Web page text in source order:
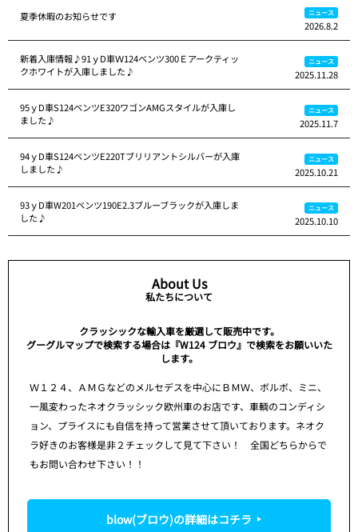
夏季休暇のお知らせです ニュース
2026.8.2
新着入庫情報♪91ｙD車Ｗ124ベンツ300Ｅアークティッ
クホワイトが入庫しました♪
ニュース
2025.11.28
95ｙD車S124ベンツE320ワゴンAMGスタイルが入庫し
ました♪
ニュース
2025.11.7
94ｙD車S124ベンツE220Tブリリアントシルバーが入庫
しました♪
ニュース
2025.10.21
93ｙD車W201ベンツ190E2.3ブルーブラックが入庫しま
した♪
ニュース
2025.10.10
About Us
私たちについて
クラッシックな輸入車を厳選して販売中です。
グーグルマップで検索する場合は『W124 ブロウ』で検索をお願いいた
します。
Ｗ１２４、ＡＭＧなどのメルセデスを中心にＢＭＷ、ボルボ、ミニ、
一風変わったネオクラッシック欧州車のお店です、車輌のコンディシ
ョン、プライスにも自信を持って営業させて頂いております。ネオク
ラ好きのお客様是非２チェックして見て下さい！ 全国どちらからで
もお問い合わせ下さい！！
blow(ブロウ)の詳細はコチラ